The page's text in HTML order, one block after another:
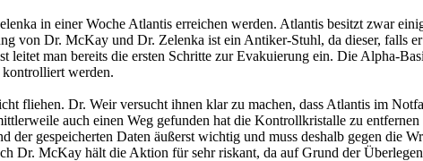
in einer Woche Atlantis erreichen werden. Atlantis besitzt zwar
von Dr. McKay und Dr. Zelenka ist ein Antiker-Stuhl, da dieser, falls
man bereits die ersten Schritte zur Evakuierung ein. Die Alpha-
werden.
fliehen. Dr. Weir versucht ihnen klar zu machen, dass Atlantis im
auch einen Weg gefunden hat die Kontrollkristalle zu
gespeicherten Daten äußerst wichtig und muss deshalb gegen die
Dr. McKay hält die Aktion für sehr riskant, da auf Grund der